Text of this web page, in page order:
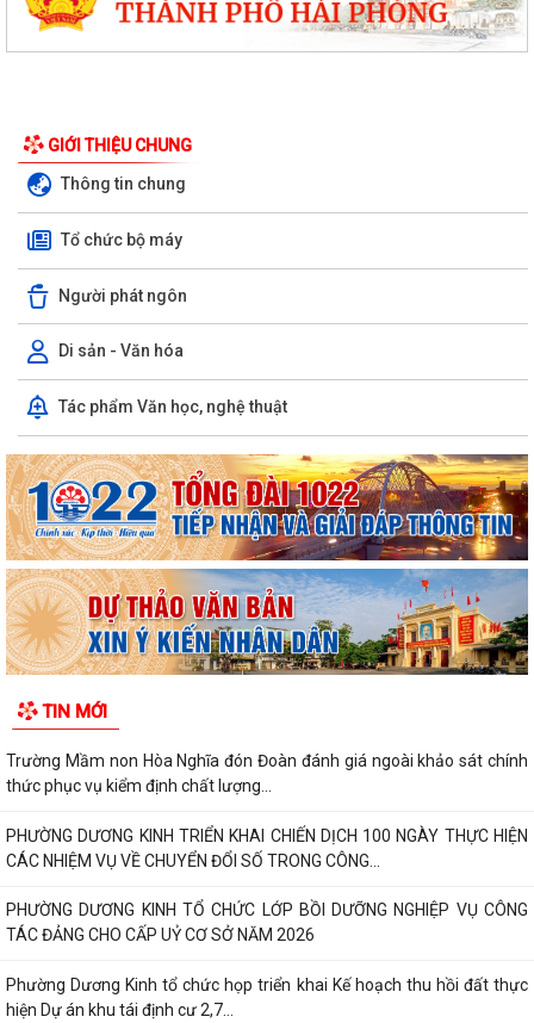
GIỚI THIỆU CHUNG
Thông tin chung
Tổ chức bộ máy
Người phát ngôn
Di sản - Văn hóa
Tác phẩm Văn học, nghệ thuật
TIN MỚI
Trường Mầm non Hòa Nghĩa đón Đoàn đánh giá ngoài khảo sát chính
thức phục vụ kiểm định chất lượng...
PHƯỜNG DƯƠNG KINH TRIỂN KHAI CHIẾN DỊCH 100 NGÀY THỰC HIỆN
CÁC NHIỆM VỤ VỀ CHUYỂN ĐỔI SỐ TRONG CÔNG...
PHƯỜNG DƯƠNG KINH TỔ CHỨC LỚP BỒI DƯỠNG NGHIỆP VỤ CÔNG
TÁC ĐẢNG CHO CẤP UỶ CƠ SỞ NĂM 2026
Phường Dương Kinh tổ chức họp triển khai Kế hoạch thu hồi đất thực
hiện Dự án khu tái định cư 2,7...